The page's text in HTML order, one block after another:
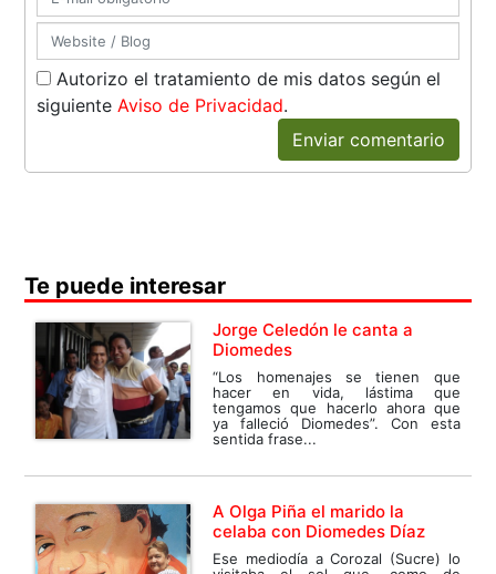
Autorizo el tratamiento de mis datos según el
siguiente Aviso de Privacidad.
Enviar comentario
Te puede interesar
Jorge Celedón le canta a
Diomedes
“Los homenajes se tienen que
hacer en vida, lástima que
tengamos que hacerlo ahora que
ya falleció Diomedes”. Con esta
sentida frase...
A Olga Piña el marido la
celaba con Diomedes Díaz
Ese mediodía a Corozal (Sucre) lo